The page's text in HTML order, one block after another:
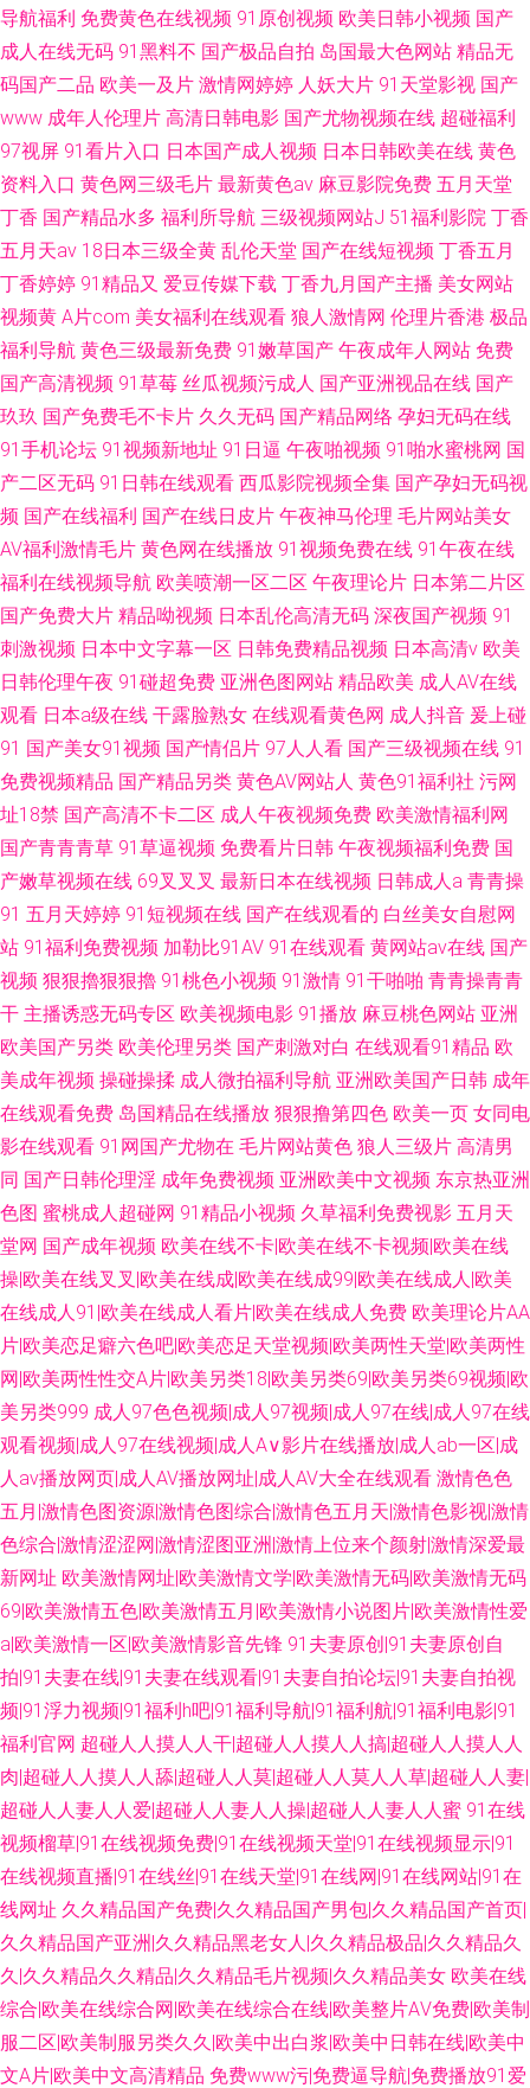
导航福利 免费黄色在线视频 91原创视频 欧美日韩小视频 国产
成人在线无码 91黑料不 国产极品自拍 岛国最大色网站 精品无
码国产二品 欧美一及片 激情网婷婷 人妖大片 91天堂影视 国产
www 成年人伦理片 高清日韩电影 国产尤物视频在线 超碰福利
97视屏 91看片入口 日本国产成人视频 日本日韩欧美在线 黄色
资料入口 黄色网三级毛片 最新黄色av 麻豆影院免费 五月天堂
丁香 国产精品水多 福利所导航 三级视频网站J 51福利影院 丁香
五月天av 18日本三级全黄 乱伦天堂 国产在线短视频 丁香五月
丁香婷婷 91精品又 爱豆传媒下载 丁香九月国产主播 美女网站
视频黄 A片com 美女福利在线观看 狼人激情网 伦理片香港 极品
福利导航 黄色三级最新免费 91嫩草国产 午夜成年人网站 免费
国产高清视频 91草莓 丝瓜视频污成人 国产亚洲视品在线 国产
玖玖 国产免费毛不卡片 久久无码 国产精品网络 孕妇无码在线
91手机论坛 91视频新地址 91日逼 午夜啪视频 91啪水蜜桃网 国
产二区无码 91日韩在线观看 西瓜影院视频全集 国产孕妇无码视
频 国产在线福利 国产在线日皮片 午夜神马伦理 毛片网站美女
AV福利激情毛片 黄色网在线播放 91视频免费在线 91午夜在线
福利在线视频导航 欧美喷潮一区二区 午夜理论片 日本第二片区
国产免费大片 精品呦视频 日本乱伦高清无码 深夜国产视频 91
刺激视频 日本中文字幕一区 日韩免费精品视频 日本高清v 欧美
日韩伦理午夜 91碰超免费 亚洲色图网站 精品欧美 成人AV在线
观看 日本a级在线 干露脸熟女 在线观看黄色网 成人抖音 爰上碰
91 国产美女91视频 国产情侣片 97人人看 国产三级视频在线 91
免费视频精品 国产精品另类 黄色AV网站人 黄色91福利社 污网
址18禁 国产高清不卡二区 成人午夜视频免费 欧美激情福利网
国产青青青草 91草逼视频 免费看片日韩 午夜视频福利免费 国
产嫩草视频在线 69叉叉叉 最新日本在线视频 日韩成人a 青青操
91 五月天婷婷 91短视频在线 国产在线观看的 白丝美女自慰网
站 91福利免费视频 加勒比91AV 91在线观看 黄网站av在线 国产
视频 狠狠擼狠狠擼 91桃色小视频 91激情 91干啪啪 青青操青青
干 主播诱惑无码专区 欧美视频电影 91播放 麻豆桃色网站 亚洲
欧美国产另类 欧美伦理另类 国产刺激对白 在线观看91精品 欧
美成年视频 操碰操揉 成人微拍福利导航 亚洲欧美国产日韩 成年
在线观看免费 岛国精品在线播放 狠狠撸第四色 欧美一页 女同电
影在线观看 91网国产尤物在 毛片网站黄色 狼人三级片 高清男
同 国产日韩伦理淫 成年免费视频 亚洲欧美中文视频 东京热亚洲
色图 蜜桃成人超碰网 91精品小视频 久草福利免费视影 五月天
堂网 国产成年视频 欧美在线不卡|欧美在线不卡视频|欧美在线
操|欧美在线叉叉|欧美在线成|欧美在线成99|欧美在线成人|欧美
在线成人91|欧美在线成人看片|欧美在线成人免费 欧美理论片AA
片|欧美恋足癖六色吧|欧美恋足天堂视频|欧美两性天堂|欧美两性
网|欧美两性性交A片|欧美另类18|欧美另类69|欧美另类69视频|欧
美另类999 成人97色色视频|成人97视频|成人97在线|成人97在线
观看视频|成人97在线视频|成人A∨影片在线播放|成人ab一区|成
人av播放网页|成人AV播放网址|成人AV大全在线观看 激情色色
五月|激情色图资源|激情色图综合|激情色五月天|激情色影视|激情
色综合|激情涩涩网|激情涩图亚洲|激情上位来个颜射|激情深爱最
新网址 欧美激情网址|欧美激情文学|欧美激情无码|欧美激情无码
69|欧美激情五色|欧美激情五月|欧美激情小说图片|欧美激情性爱
a|欧美激情一区|欧美激情影音先锋 91夫妻原创|91夫妻原创自
拍|91夫妻在线|91夫妻在线观看|91夫妻自拍论坛|91夫妻自拍视
频|91浮力视频|91福利h吧|91福利导航|91福利航|91福利电影|91
福利官网 超碰人人摸人人干|超碰人人摸人人搞|超碰人人摸人人
肉|超碰人人摸人人舔|超碰人人莫|超碰人人莫人人草|超碰人人妻|
超碰人人妻人人爱|超碰人人妻人人操|超碰人人妻人人蜜 91在线
视频榴草|91在线视频免费|91在线视频天堂|91在线视频显示|91
在线视频直播|91在线丝|91在线天堂|91在线网|91在线网站|91在
线网址 久久精品国产免费|久久精品国产男包|久久精品国产首页|
久久精品国产亚洲|久久精品黑老女人|久久精品极品|久久精品久
久|久久精品久久精品|久久精品毛片视频|久久精品美女 欧美在线
综合|欧美在线综合网|欧美在线综合在线|欧美整片AⅤ免费|欧美制
服二区|欧美制服另类久久|欧美中出白浆|欧美中日韩在线|欧美中
文A片|欧美中文高清精品 免费www污|免费逼导航|免费播放91爱